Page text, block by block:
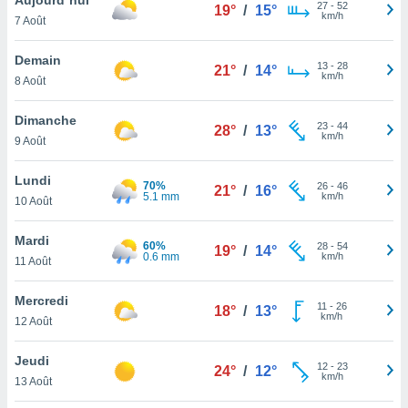
et
»,
au
vous
qu'ils
ou
le
ainsi
un
la
du
7 Août
19° / 15° 27- 52
km/h
Demain
8 Août
21° / 14° 13- 28
km/h
Dimanche
9 Août
28° / 13° 23- 44
km/h
Lundi
10 Août
70%
5.1 mm
21° / 16° 26- 46
km/h
Mardi
11 Août
60%
0.6 mm
19° / 14° 28- 54
km/h
Mercredi
12 Août
18° / 13° 11 - 26
km/h
Jeudi
13 Août
24° / 12° 12- 23
km/h